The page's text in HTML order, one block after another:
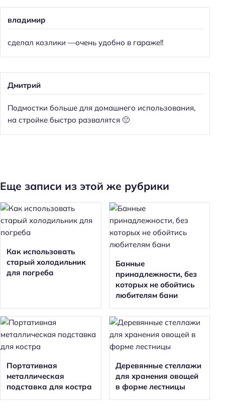
владимир
сделал козлики —очень удобно в гараже!!
Дмитрий
Подмостки больше для домашнего использования,
на стройке быстро развалятся 🙁
Еще записи из этой же рубрики
Как использовать
старый холодильник
для погреба
Банные
принадлежности, без
которых не обойтись
любителям бани
Портативная
металлическая
подставка для костра
Деревянные стеллажи
для хранения овощей
в форме лестницы